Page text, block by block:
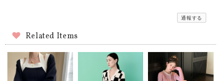
通報する
Related Items